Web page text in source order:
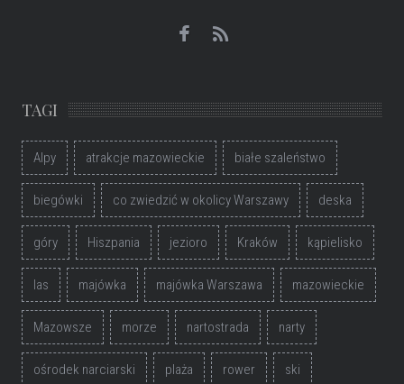
TAGI
Alpy atrakcje mazowieckie białe szaleństwo
biegówki co zwiedzić w okolicy Warszawy deska
góry Hiszpania jezioro Kraków kąpielisko
las majówka majówka Warszawa mazowieckie
Mazowsze morze nartostrada narty
ośrodek narciarski plaża rower ski